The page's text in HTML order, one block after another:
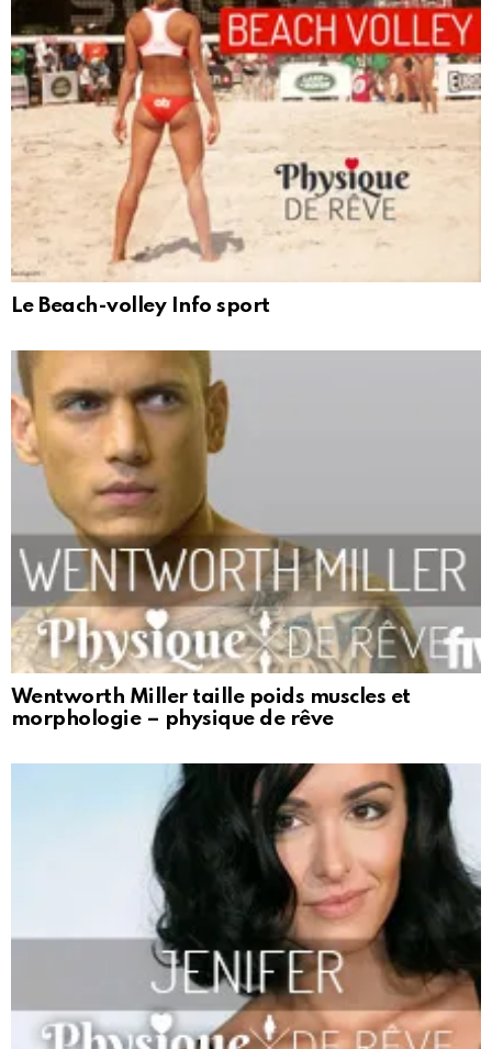
Le Beach-volley Info sport
Wentworth Miller taille poids muscles et
morphologie – physique de rêve